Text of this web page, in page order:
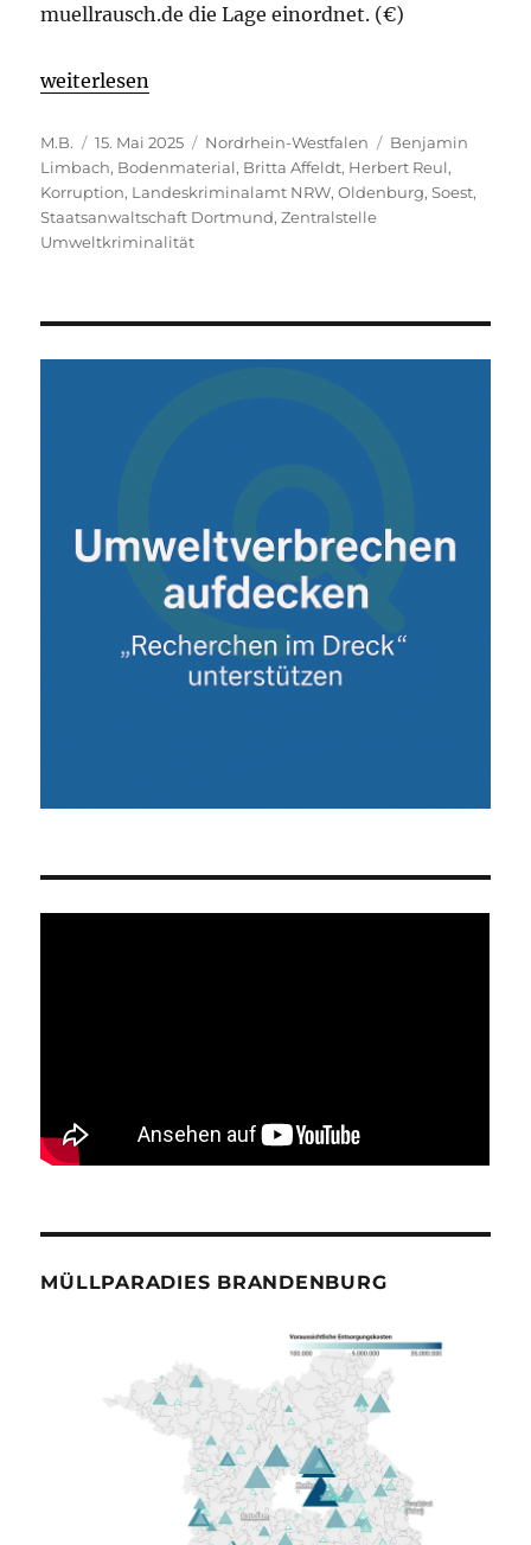
muellrausch.de die Lage einordnet. (€)
„Ermittlungskomplex „Boden NRW“: Diese
weiterlesen
Autor
M.B.
Veröffentlicht
am
15. Mai 2025 Kategorien
Nordrhein-Westfalen Schlagwörter
Benjamin
Limbach, Bodenmaterial, Britta Affeldt, Herbert Reul,
Korruption, Landeskriminalamt NRW,Oldenburg,Soest,
Staatsanwaltschaft Dortmund,Zentralstelle
Umweltkriminalität
MÜLLPARADIES BRANDENBURG